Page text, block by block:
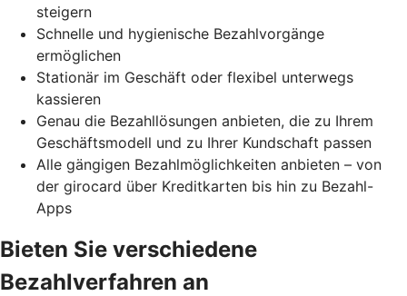
steigern
Schnelle und hygienische Bezahlvorgänge
ermöglichen
Stationär im Geschäft oder flexibel unterwegs
kassieren
Genau die Bezahllösungen anbieten, die zu Ihrem
Geschäftsmodell und zu Ihrer Kundschaft passen
Alle gängigen Bezahlmöglichkeiten anbieten – von
der girocard über Kreditkarten bis hin zu Bezahl-
Apps
Bieten Sie verschiedene
Bezahlverfahren an